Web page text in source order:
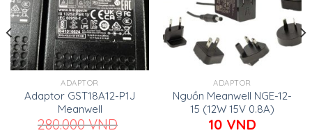
ADAPTOR
Adaptor GST18A12-P1J
Meanwell
280.000VND
ADAPTOR
Nguồn Meanwell NGE-12-
15 (12W 15V 0.8A)
10 VND